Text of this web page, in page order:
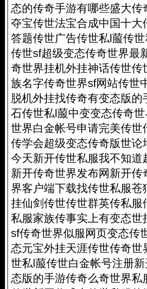
态的传奇手游有哪些盛大
夺宝传世法宝合成中国十
答题传世广告传世私l菔传
传世sf超级变态传奇世界最
奇世界挂机外挂神话传世
族名字传奇世界sf网站传世
脱机外挂找传奇有变态版
石传世私l菔中变变态传奇
世界白金帐号申请完美传
传学会超级变态传奇版世
今天新开传世私服我不知
新开传奇世界发布网新开
界客户端下载找传世私服
挂仙剑传世传世群英传私
私服家族传事实上有变态
sf传奇世界似服网页变态传
态元宝外挂天涯传世传奇
世私l菔传世白金帐号注册
态版的手游传奇么奇世界